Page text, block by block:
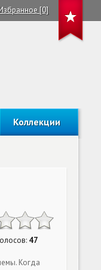
[0]
Коллекции
47
Когда